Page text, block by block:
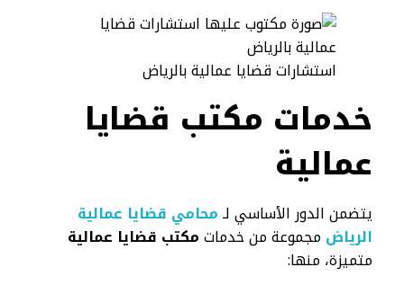
استشارات قضايا عمالية بالرياض
خدمات مكتب قضايا
عمالية
يتضمن الدور الأساسي لـمحامي قضايا عمالية
الرياض مجموعة من خدماتمكتب قضايا عمالية
متميزة، منها: